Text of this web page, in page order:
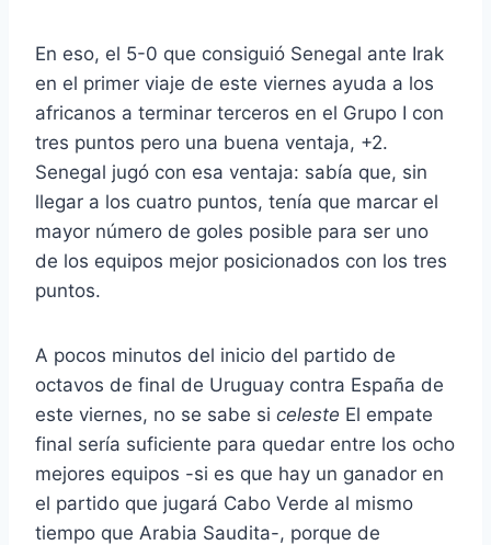
En eso, el 5-0 que consiguió Senegal ante Irak
en el primer viaje de este viernes ayuda a los
africanos a terminar terceros en el Grupo I con
tres puntos pero una buena ventaja, +2.
Senegal jugó con esa ventaja: sabía que, sin
llegar a los cuatro puntos, tenía que marcar el
mayor número de goles posible para ser uno
de los equipos mejor posicionados con los tres
puntos.
A pocos minutos del inicio del partido de
octavos de final de Uruguay contra España de
este viernes, no se sabe si celeste El empate
final sería suficiente para quedar entre los ocho
mejores equipos -si es que hay un ganador en
el partido que jugará Cabo Verde al mismo
tiempo que Arabia Saudita-, porque de